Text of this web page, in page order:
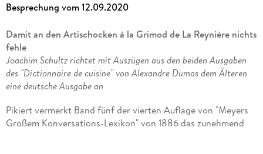
Graf von Monte Christo
bekannt. Bei Matthes & Seitz Berlin erschien in der
Übersetzung von Nicola Denis seine Sammlung historischer
Schiffbrüche.
Joachim Schultz, geboren 1949 in Idar-Oberstein, studierte
Besprechung vom 12.09.2020
Damit an den Artischocken à la Grimod de La Reynière nichts
fehle
Joachim Schultz richtet mit Auszügen aus den beiden Ausgaben
des "Dictionnaire de cuisine" von Alexandre Dumas dem Älteren
eine deutsche Ausgabe an
Pikiert vermerkt Band fünf der vierten Auflage von "Meyers
Großem Konversations-Lexikon" von 1886 das zunehmend